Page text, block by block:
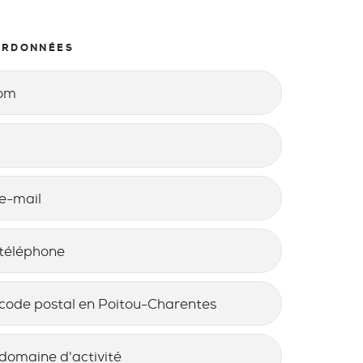
en Poitou-Charentes